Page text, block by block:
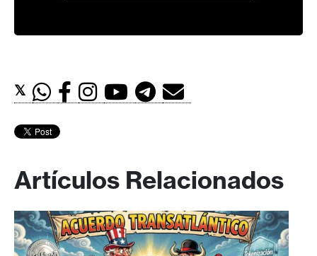
𝕏
Artículos Relacionados